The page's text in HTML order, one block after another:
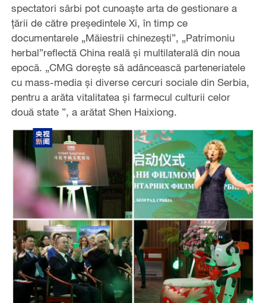
spectatori sârbi pot cunoaște arta de gestionare a
țării de către președintele Xi, în timp ce
documentarele „Măiestrii chinezești”, „Patrimoniu
herbal”reflectă China reală și multilaterală din noua
epocă. „CMG dorește să adâncească parteneriatele
cu mass-media și diverse cercuri sociale din Serbia,
pentru a arăta vitalitatea și farmecul culturii celor
două state ”, a arătat Shen Haixiong.